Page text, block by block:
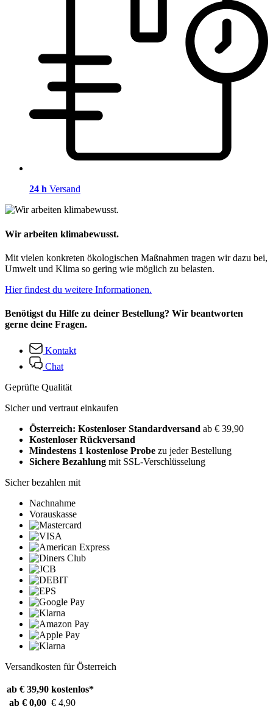
24 h Versand
Wir arbeiten klimabewusst.
Mit vielen konkreten ökologischen Maßnahmen tragen wir dazu bei,
Umwelt und Klima so gering wie möglich zu belasten.
Hier findest du weitere Informationen.
Benötigst du Hilfe zu deiner Bestellung? Wir beantworten
gerne deine Fragen.
Kontakt
Chat
Geprüfte Qualität
Sicher und vertraut einkaufen
Österreich: Kostenloser Standardversand ab € 39,90
Kostenloser Rückversand
Mindestens 1 kostenlose Probe zu jeder Bestellung
Sichere Bezahlung mit SSL-Verschlüsselung
Sicher bezahlen mit
Nachnahme
Vorauskasse
Versandkosten für Österreich
ab € 39,90 kostenlos*
ab € 0,00 € 4,90